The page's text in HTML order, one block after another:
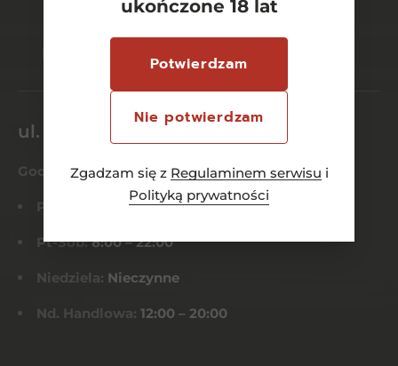
ukończone 18 lat
Potwierdzam
Nie potwierdzam
Zgadzam się z Regulaminem serwisu i
Polityką prywatności
ul. Dworcowa 26/6
Godziny otwarcia
Pn-Czw: 8:00 – 21:00
Pt-Sob:8:00 – 22:00
Niedziela: Nieczynne
Nd. Handlowa: 12:00 – 20:00